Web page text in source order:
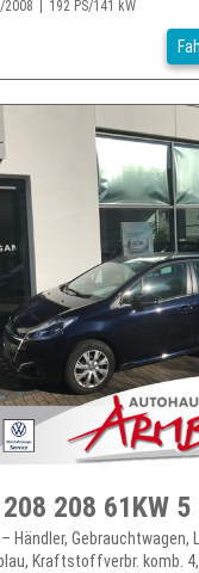
2008 192 PS/141 kW
Händler, Gebrauchtwagen,
Kraftstoffverbr. komb.